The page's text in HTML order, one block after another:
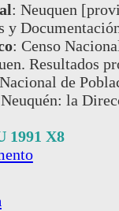
: Neuquen
y
: Censo
Resultados
de
Neuquén: la
1991 X8